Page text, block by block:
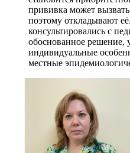
прививка может
поэтому откладывают
консультировались с
обоснованное решение,
индивидуальные
местные